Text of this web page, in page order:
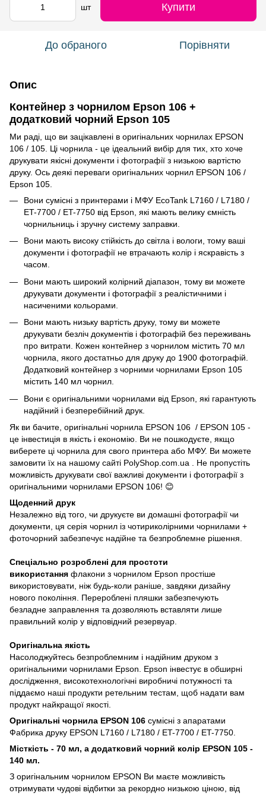
шт Купити
До обраного Порівняти
Опис
Контейнер з чорнилом Epson 106 +
додатковий чорний Epson 105
Ми раді, що ви зацікавлені в оригінальних чорнилах EPSON
106 / 105. Ці чорнила - це ідеальний вибір для тих, хто хоче
друкувати якісні документи і фотографії з низькою вартістю
друку. Ось деякі переваги оригінальних чорнил EPSON 106 /
Epson 105.
Вони сумісні з принтерами і МФУ EcoTank L7160 / L7180 /
ET-7700 / ET-7750 від Epson, які мають велику ємність
чорнильниць і зручну систему заправки.
Вони мають високу стійкість до світла і вологи, тому ваші
документи і фотографії не втрачають колір і яскравість з
часом.
Вони мають широкий колірний діапазон, тому ви можете
друкувати документи і фотографії з реалістичними і
насиченими кольорами.
Вони мають низьку вартість друку, тому ви можете
друкувати безліч документів і фотографій без переживань
про витрати. Кожен контейнер з чорнилом містить 70 мл
чорнила, якого достатньо для друку до 1900 фотографій.
Додатковий контейнер з чорними чорнилами Epson 105
містить 140 мл чорнил.
Вони є оригінальними чорнилами від Epson, які гарантують
надійний і безперебійний друк.
Як ви бачите, оригінальні чорнила EPSON 106 / EPSON 105 -
це інвестиція в якість і економію. Ви не пошкодуєте, якщо
виберете ці чорнила для свого принтера або МФУ. Ви можете
замовити їх на нашому сайті PolyShop.com.ua . Не пропустіть
можливість друкувати свої важливі документи і фотографії з
оригінальними чорнилами EPSON 106! 😊
Щоденний друк
Незалежно від того, чи друкуєте ви домашні фотографії чи
документи, ця серія чорнил із чотириколірними чорнилами +
фоточорний забезпечує надійне та безпроблемне рішення.
Спеціально розроблені для простоти
використання флакони з чорнилом Epson простіше
використовувати, ніж будь-коли раніше, завдяки дизайну
нового покоління. Перероблені пляшки забезпечують
безладне заправлення та дозволяють вставляти лише
правильний колір у відповідний резервуар.
Оригінальна якість
Насолоджуйтесь безпроблемним і надійним друком з
оригінальними чорнилами Epson. Epson інвестує в обширні
дослідження, високотехнологічні виробничі потужності та
піддаємо наші продукти ретельним тестам, щоб надати вам
продукт найкращої якості.
Оригінальні чорнила EPSON 106 сумісні з апаратами
Фабрика друку EPSON L7160 / L7180 / ET-7700 / ET-7750.
Місткість - 70 мл, а додатковий чорний колір EPSON 105 -
140 мл.
З оригінальним чорнилом EPSON Ви маєте можливість
отримувати чудові відбитки за рекордно низькою ціною, від